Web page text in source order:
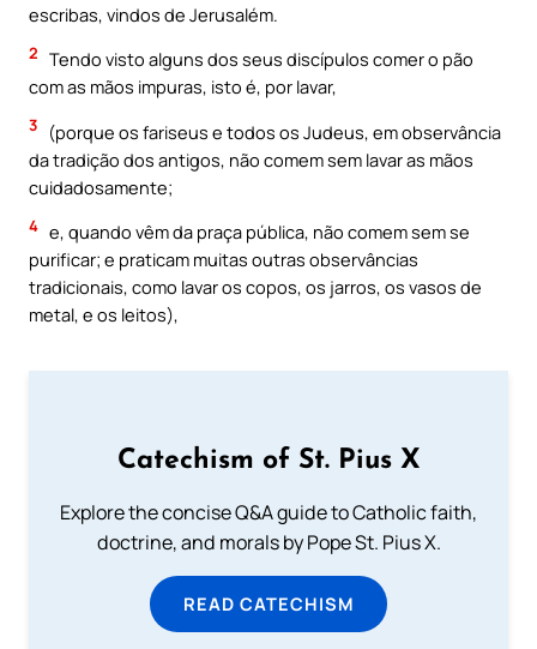
escribas, vindos de Jerusalém.
2 Tendo visto alguns dos seus discípulos comer o pão
com as mãos impuras, isto é, por lavar,
3
(porque os fariseus e todos os Judeus, em observância
da tradição dos antigos, não comem sem lavar as mãos
cuidadosamente;
4 e, quando vêm da praça pública, não comem sem se
purificar; e praticam muitas outras observâncias
tradicionais, como lavar os copos, os jarros, os vasos de
metal, e os leitos),
Catechism of St. Pius X
Explore the concise Q&A guide to Catholic faith,
doctrine, and morals by Pope St. Pius X.
READ CATECHISM